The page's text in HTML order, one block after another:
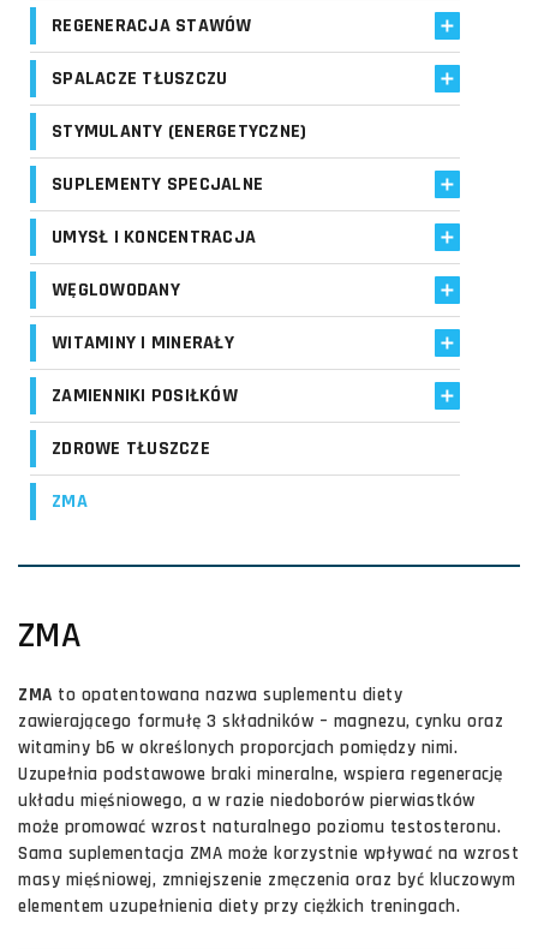
REGENERACJA STAWÓW
SPALACZE TŁUSZCZU
STYMULANTY (ENERGETYCZNE)
SUPLEMENTY SPECJALNE
UMYSŁ I KONCENTRACJA
WĘGLOWODANY
WITAMINY I MINERAŁY
ZAMIENNIKI POSIŁKÓW
ZDROWE TŁUSZCZE
ZMA
ZMA
ZMA to opatentowana nazwa suplementu diety
zawierającego formułę 3 składników – magnezu, cynku oraz
witaminy b6 w określonych proporcjach pomiędzy nimi.
Uzupełnia podstawowe braki mineralne, wspiera regenerację
układu mięśniowego, a w razie niedoborów pierwiastków
może promować wzrost naturalnego poziomu testosteronu.
Sama suplementacja ZMA może korzystnie wpływać na wzrost
masy mięśniowej, zmniejszenie zmęczenia oraz być kluczowym
elementem uzupełnienia diety przy ciężkich treningach.